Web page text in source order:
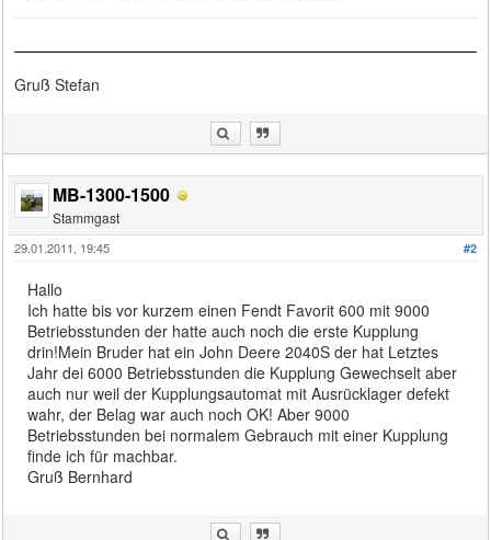
Gruß Stefan
MB-1300-1500
Stammgast
#2
29.01.2011, 19:45
Hallo
Ich hatte bis vor kurzem einen Fendt Favorit 600 mit 9000
Betriebsstunden der hatte auch noch die erste Kupplung
drin!Mein Bruder hat ein John Deere 2040S der hat Letztes
Jahr dei 6000 Betriebsstunden die Kupplung Gewechselt aber
auch nur weil der Kupplungsautomat mit Ausrücklager defekt
wahr, der Belag war auch noch OK! Aber 9000
Betriebsstunden bei normalem Gebrauch mit einer Kupplung
finde ich für machbar.
Gruß Bernhard